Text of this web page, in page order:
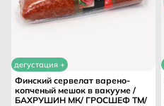
дегустация +
Финский сервелат варено-
копченый мешок в вакууме /
БАХРУШИН МК/ ГРОСШЕФ ТМ/